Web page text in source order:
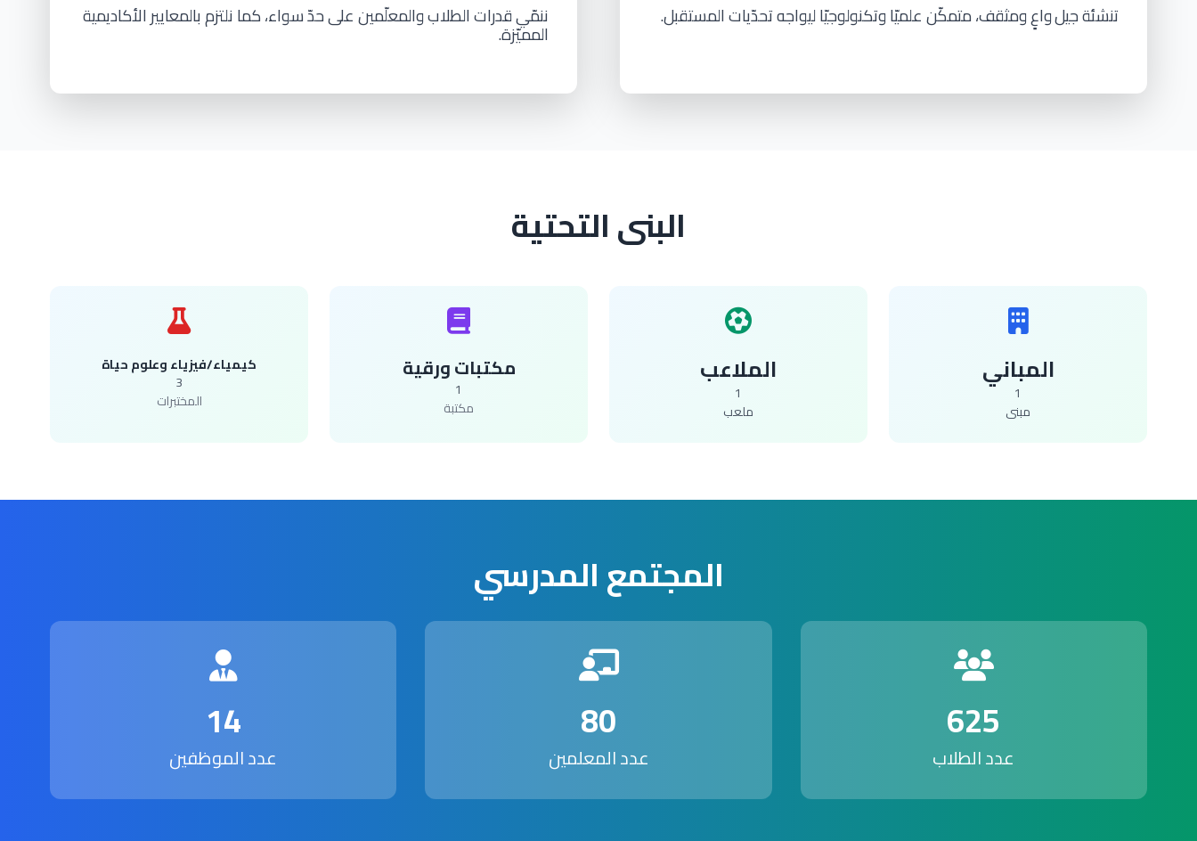
تنشئة جيلواعٍ ومثقف، متمكّن علميّا وتكنولوجيّا ليواجه تحدّيات المستقبل. ننمّي قدرات الطلاب والمعلّمين على حدّ سواء، كما نلتزم بالمعايير الأكاديمية
المميّزة.
البنى التحتية
المباني
1
مبنى
الملاعب
1
ملعب
مكتبات ورقية
1
مكتبة
كيمياء/فيزياء وعلوم حياة
3
المختبرات
المجتمع المدرسي
625
عدد الطلاب
80
عدد المعلمين
14
عدد الموظفين